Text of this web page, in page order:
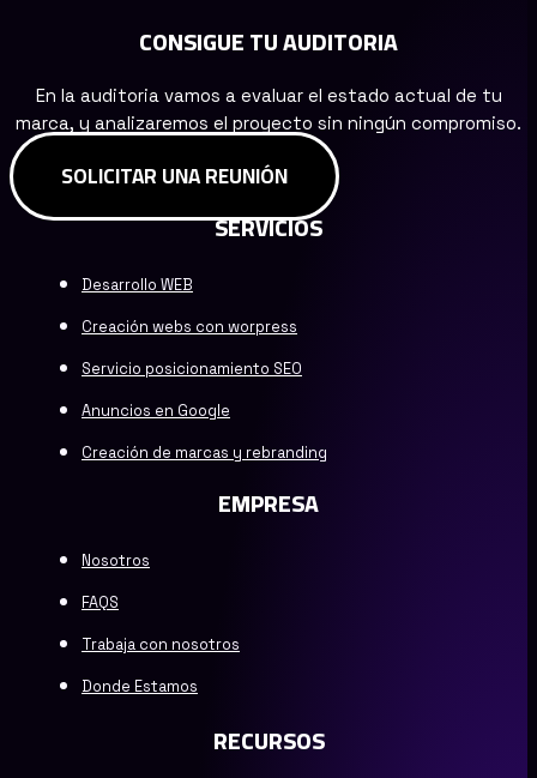
CONSIGUE TU AUDITORIA
En la auditoria vamos a evaluar el estado actual de tu
marca, y analizaremos el proyecto sin ningún compromiso.
SOLICITAR UNA REUNIÓN
SERVICIOS
Desarrollo WEB
Creación webs con worpress
Servicio posicionamiento SEO
Anuncios en Google
Creación de marcas y rebranding
EMPRESA
Nosotros
FAQS
Trabaja con nosotros
Donde Estamos
RECURSOS